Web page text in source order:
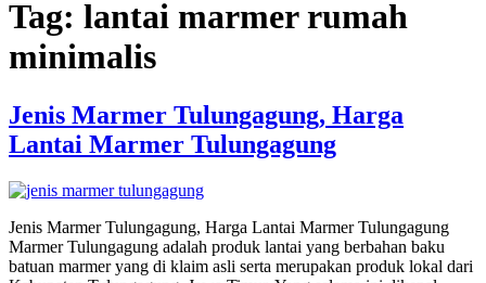
Tag: lantai marmer rumah
minimalis
Jenis Marmer Tulungagung, Harga
Lantai Marmer Tulungagung
Jenis Marmer Tulungagung, Harga Lantai Marmer Tulungagung
Marmer Tulungagung adalah produk lantai yang berbahan baku
batuan marmer yang di klaim asli serta merupakan produk lokal dari